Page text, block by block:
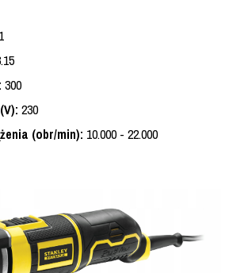
300
230
(obr/min): 10.000 - 22.000